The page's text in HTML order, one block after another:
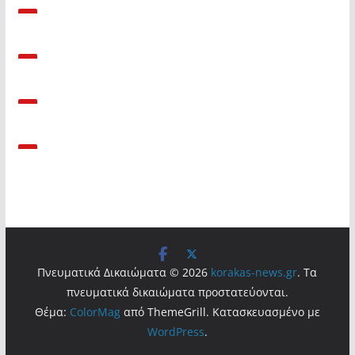
Πνευματικά Δικαιώματα © 2026 korakas-news.gr. Τα
πνευματικά δικαιώματα προστατεύονται.
Θέμα: ColorMagαπό ThemeGrill. Κατασκευασμένο με
WordPress.